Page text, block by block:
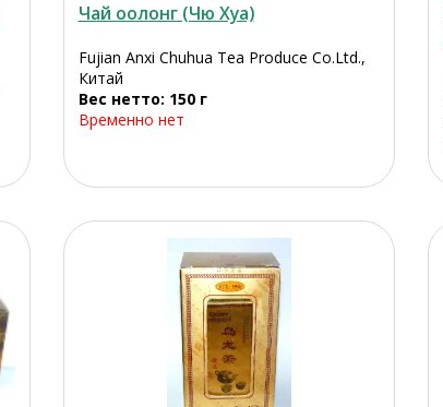
Чай оолонг (Чю Хуа)
Fujian Anxi Chuhua Tea Produce Co.Ltd.,
Китай
Вес нетто: 150 г
Временно нет